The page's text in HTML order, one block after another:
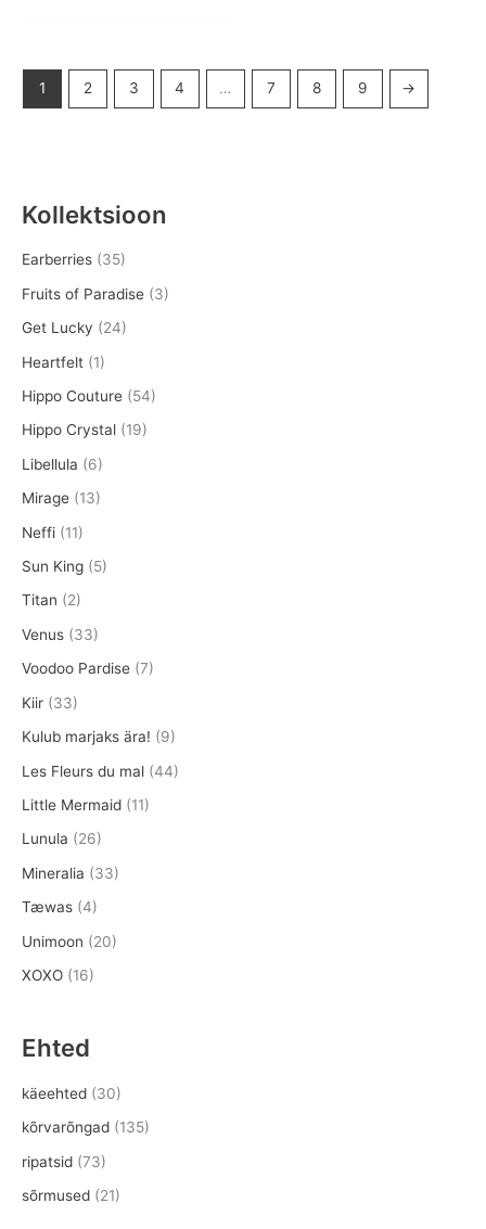
Kollektsioon
Earberries (35)
Fruits of Paradise (3)
Get Lucky (24)
Heartfelt (1)
Hippo Couture (54)
Hippo Crystal (19)
Libellula (6)
Mirage (13)
Neffi (11)
Sun King (5)
Titan (2)
Venus (33)
Voodoo Pardise (7)
Kiir (33)
Kulub marjaks ära! (9)
Les Fleurs du mal (44)
Little Mermaid (11)
Lunula (26)
Mineralia (33)
Tæwas (4)
Unimoon (20)
XOXO (16)
Ehted
käeehted (30)
kõrvarõngad (135)
ripatsid (73)
sõrmused (21)
1 2 3 4 … 7 8 9 →